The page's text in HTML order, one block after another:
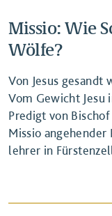
Missio: Wie
Wölfe?
Von Jesus gesandt
Vom Gewicht Jesu
Predigt von
Missio
lehrer in